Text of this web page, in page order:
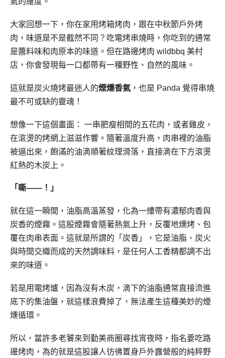
大家回想一下，你在家用烤箱烤肉，跟在中秋節戶外烤
肉，味道是不是截然不同？吃電烤串燒時，你吃到的通常
是醬料味和肉原本的味道。但在路邊烤肉 wildbbq 美村
店，你會發現每一口都帶有一種野性、自然的風味。
這就是炭火燒烤最迷人的煙燻香氣 ，也是 Panda 覺得串燒
最不可或缺的靈魂！
想像一下這個畫面： 一串肥瘦相間的五花肉，或者雞皮，
在滾燙的烤網上滋滋作響。隨著溫度升高，肉串裡的油脂
被逼出來，飽滿的油滴順著紋理滑落，直接滴在下方滾燙
紅熱的木炭上。
「嘶——！」
就在這一瞬間，油脂高溫蒸發，化為一縷帶有濃郁肉香與
炭香的煙霧。這股煙霧會隨著熱氣上升，反覆地燻烤、包
覆在肉串表面。這就是所謂的「炭香」，它是油脂、炭火
與時間交織而成的天然調味料，是任何人工香精都調不出
來的味道。
若是用電烤爐，因為沒有木炭，滴下的油脂通常直接流進
底下的集油盤，就這樣浪費掉了，無法產生這種美妙的煙
燻循環。
所以，當許多老饕來到勤美商圈尋找宵夜時，指名要吃路
邊烤肉，為的就是這股讓人彷彿置身戶外露營般的純粹野